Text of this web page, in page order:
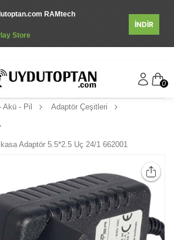
RAMtech
Store
İNDİR
0
Akü - Pil Adaptör Çeşitleri
Adaptör 5.5*2.5 Uç 24/1 662001